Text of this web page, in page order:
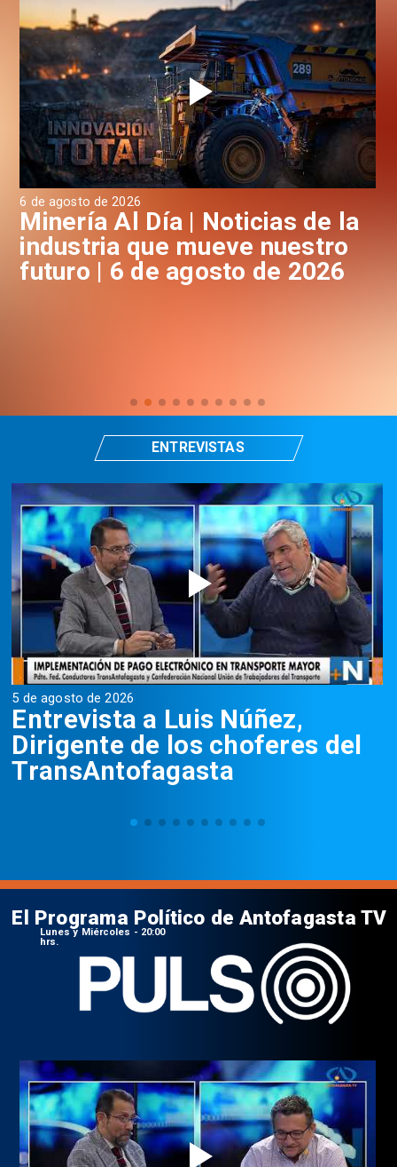
6 de agosto de 2026
Minería Al Día | Noticias de la
industria que mueve nuestro
futuro | 6 de agosto de 2026
5 de agosto de 2026
Entrevista a Luis Núñez,
Dirigente de los choferes del
TransAntofagasta
ENTREVISTAS
El Programa Político de Antofagasta TV
Lunes y Miércoles - 20:00
hrs.